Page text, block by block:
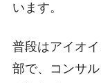
います。
普段はアイオ
部で、コンサ